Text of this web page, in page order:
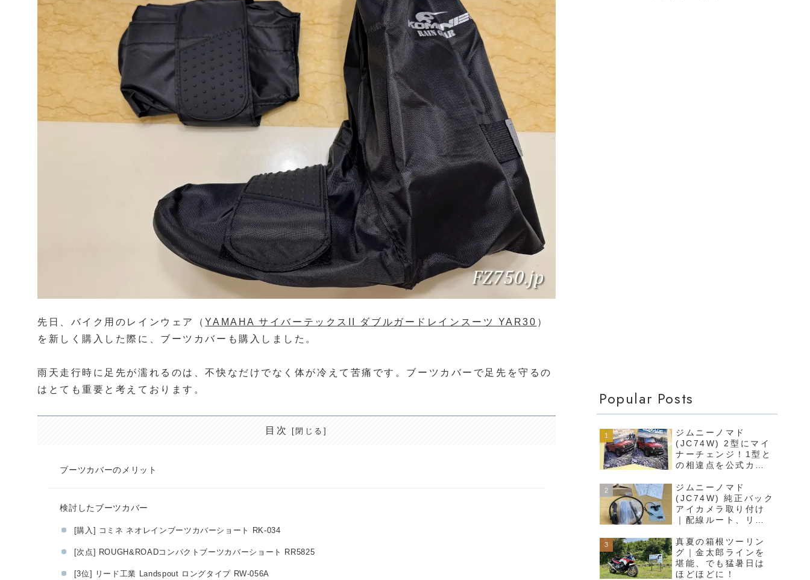
先日、バイク用のレインウェア（YAMAHA サイバーテックスII ダブルガードレインスーツ YAR30 ）
を新しく購入した際に、ブーツカバーも購入しました。
雨天走行時に足先が濡れるのは、不快なだけでなく体が冷えて苦痛です。ブーツカバーで足先を守るの
はとても重要と考えております。
目次
ブーツカバーのメリット
検討したブーツカバー
[購入] コミネ ネオレインブーツカバーショート RK-034
[次点] ROUGH&ROADコンパクトブーツカバーショート RR5825
[3位] リード工業 Landspout ロングタイプ RW-056A
Popular Posts
ジムニーノマド
(JC74W) 2型にマイ
ナーチェンジ！1型と
の相違点を公式カタ
ジムニーノマド
(JC74W) 純正バック
アイカメラ取り付け
｜配線ルート、リア
し方まで徹底解説
真夏の箱根ツーリン
グ｜金太郎ラインを
堪能、でも猛暑日は
ほどほどに！